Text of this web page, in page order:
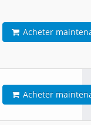
Acheter
Acheter